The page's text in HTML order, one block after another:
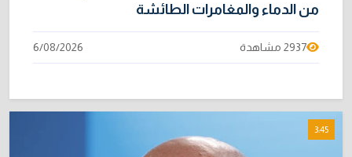
من الدماء والمغامرات الطائشة
2937 مشاهدة 6/08/2026
3:45